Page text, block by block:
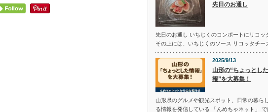
先日のお通し
先日のお通し いちじくのコンポートにリコッ
その上には、いちじくのソース リコッタチー
2025/9/13
山形の“ちょっとし
報”を大募集！
山形県のグルメや観光スポット、日常の暮ら
る情報を発信している 「んめちゃネット」